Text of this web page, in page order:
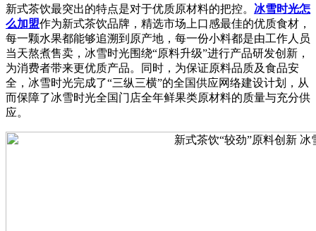
新式茶饮最突出的特点是对于优质原材料的把控。 冰雪时光怎
么加盟作为新式茶饮品牌，精选市场上口感最佳的优质食材，
每一颗水果都能够追溯到原产地，每一份小料都是由工作人员
当天熬煮售卖，冰雪时光围绕“原料升级”进行产品研发创新，
为消费者带来更优质产品。同时，为保证原料品质及食品安
全，冰雪时光完成了“三纵三横”的全国供应网络建设计划，从
而保障了冰雪时光全国门店全年鲜果类原材料的质量与充分供
应。